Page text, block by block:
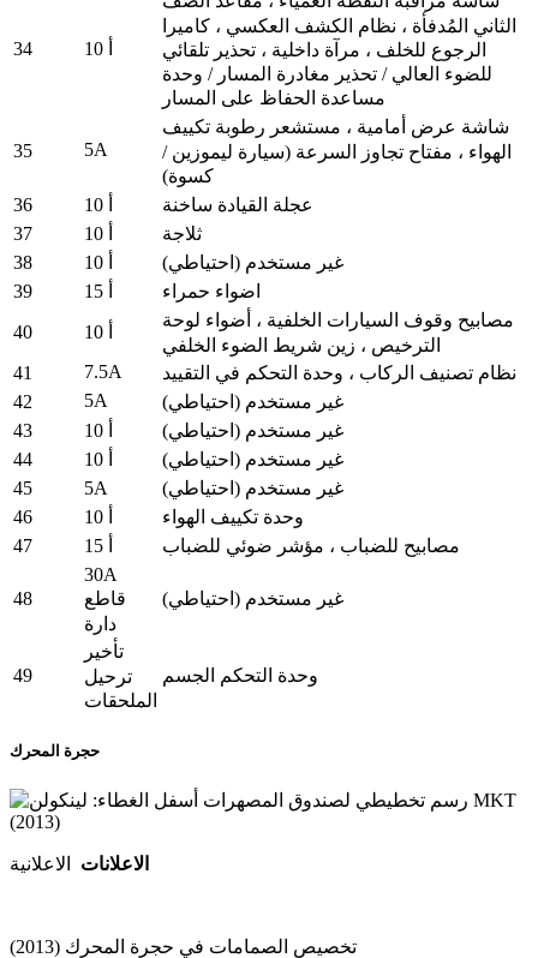
34
الثاني المُدفأة ، نظام الكشف العكسي ، كاميرا
الرجوع للخلف ، مرآة داخلية ، تحذير تلقائي
للضوء العالي / تحذير مغادرة المسار / وحدة
مساعدة الحفاظ على المسار
35 5A
شاشة عرض أمامية ، مستشعر رطوبة تكييف
الهواء ، مفتاح تجاوز السرعة (سيارة ليموزين /
كسوة)
36
عجلة القيادة ساخنة
37
ثلاجة
38
غير مستخدم (احتياطي)
39
اضواء حمراء
40
مصابيح وقوف السيارات الخلفية ، أضواء لوحة
الترخيص ، زين شريط الضوء الخلفي
41
7.5A
نظام تصنيف الركاب ، وحدة التحكم في التقييد
42
5A
غير مستخدم (احتياطي)
43
غير مستخدم (احتياطي)
44
غير مستخدم (احتياطي)
45
5A
غير مستخدم (احتياطي)
46
وحدة تكييف الهواء
47
مصابيح للضباب ، مؤشر ضوئي للضباب
48
30A
قاطع
دارة
غير مستخدم (احتياطي)
49
تأخير
ترحيل
الملحقات
وحدة التحكم الجسم
حجرة المحرك
الاعلانات الاعلانية
تخصيص الصمامات في حجرة المحرك (2013)